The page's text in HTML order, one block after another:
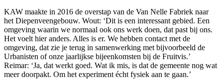
KAW maakte in 2016 de overstap van de Van Nelle Fabriek naar
het Diepenveengebouw. Wout: ‘Dit is een interessant gebied. Een
omgeving waarin we normaal ook ons werk doen, dat past bij ons.
Het voelt hier anders. Alles is er. We hebben contact met de
omgeving, dat zie je terug in samenwerking met bijvoorbeeld de
Urbanisten of onze jaarlijkse bijeenkomsten bij de Fruitvis.’
Reimar: ‘Ja, dat werkt goed. Wat ik mis, is dat de gemeente nog wat
meer doorpakt. Om het experiment écht fysiek aan te gaan.’